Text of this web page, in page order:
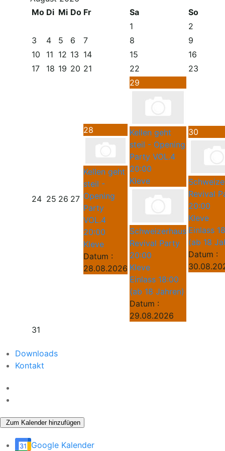
Mo Di Mi Do Fr Sa
So
1
2
3
4 5 6 7 8
9
10
11 12 13 14 15
16
17
18 19 20 21 22 23
24 25 26 27
28
Kellen geht
steil -
Opening
Party
VOL.4
20:00
Kleve
Datum :
28.08.2026
29
Kellen geht
steil - Opening
Party VOL.4
20:00
Kleve
Schweizerhaus
Revival Party
20:00
Kleve
Einlass 18:00
(ab 18 Jahren)
Datum :
29.08.2026
30
Revival
20:00
Kleve
Einlass
(ab 18
Datum :
31
Downloads
Kontakt
Zum Kalender hinzufügen
Google Kalender